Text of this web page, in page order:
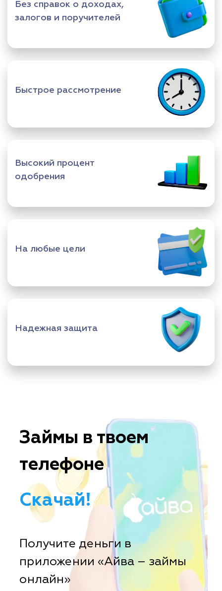
Без справок о доходах,
залогов и поручителей
Быстрое рассмотрение
Высокий процент
одобрения
На любые цели
Надежная защита
Займы в твоем
телефоне
Скачай!
Получите деньги в
приложении «Айва – займы
онлайн»